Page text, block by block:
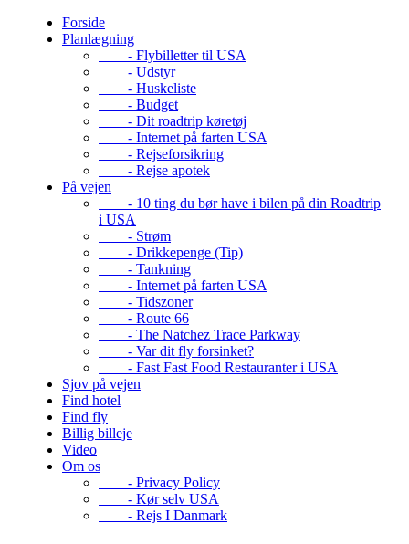
Forside
Planlægning
- Flybilletter til USA
- Udstyr
- Huskeliste
- Budget
- Dit roadtrip køretøj
- Internet på farten USA
- Rejseforsikring
- Rejse apotek
På vejen
- 10 ting du bør have i bilen på din Roadtrip
i USA
- Strøm
- Drikkepenge (Tip)
- Tankning
- Internet på farten USA
- Tidszoner
- Route 66
- The Natchez Trace Parkway
- Var dit fly forsinket?
- Fast Fast Food Restauranter i USA
Sjov på vejen
Find hotel
Find fly
Billig billeje
Video
Om os
- Privacy Policy
- Kør selv USA
- Rejs I Danmark